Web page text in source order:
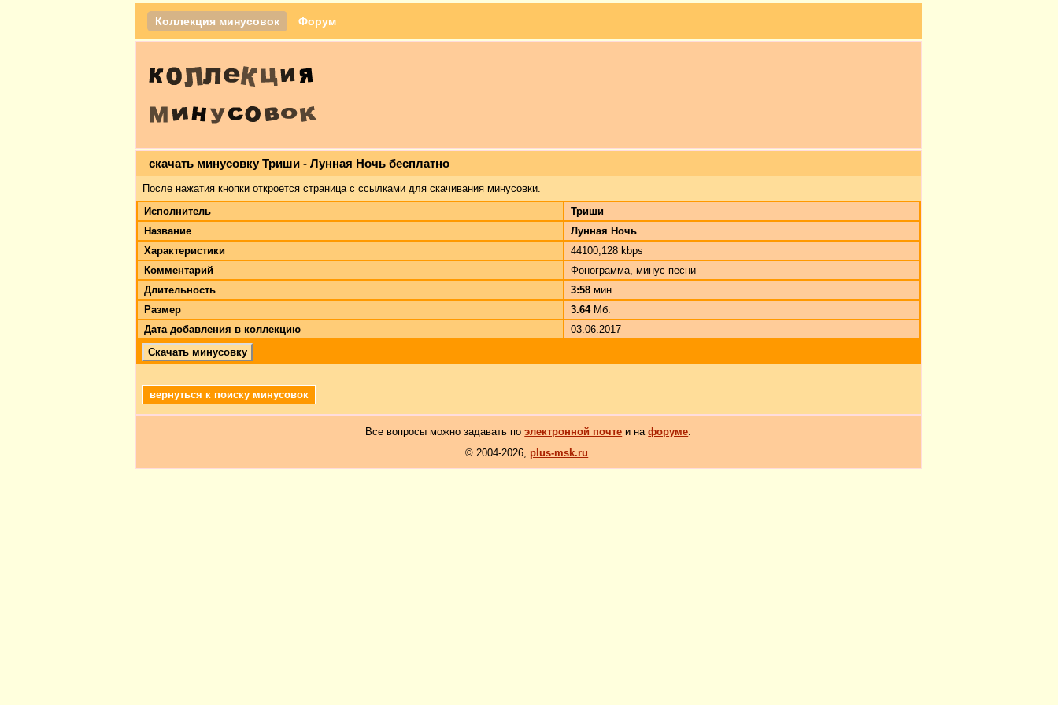
Коллекция минусовок Форум
скачать минусовку Триши - Лунная Ночь бесплатно
После нажатия кнопки откроется страница с ссылками для скачивания минусовки.
Исполнитель
Триши
Название
Лунная Ночь
Характеристики
44100,128 kbps
Комментарий
Фонограмма, минус песни
Длительность
3:58 мин.
Размер
3.64Мб.
Дата добавления в коллекцию
03.06.2017
Скачать минусовку
вернуться к поиску минусовок
Все вопросы можно задавать поэлектронной почте и нафоруме.
© 2004-2026, plus-msk.ru.